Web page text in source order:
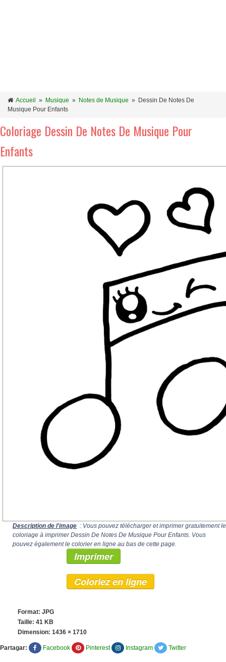
Accueil » Musique » Notes de Musique »
Dessin De Notes De
Musique Pour Enfants
Coloriage Dessin De Notes De Musique Pour
Enfants
Description de l'image : Vous pouvez télécharger et imprimer gratuitement le
coloriage à imprimer Dessin De Notes De Musique Pour Enfants. Vous
pouvez également le colorier en ligne au bas de cette page.
Imprimer
Coloriez en ligne
Format: JPG
Taille: 41 KB
Dimension: 1436 × 1710
Partagar: Facebook Pinterest Instagram Twitter